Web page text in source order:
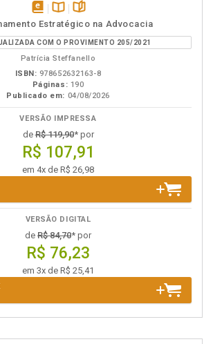
disponível
em
eBook
Disponível
na
B.V.
páginas
Estratégico na Advocacia
COM O PROVIMENTO 205/2021
Patrícia Steffanello
ISBN: 978652632163-8
Páginas: 190
Publicado em: 04/08/2026
VERSÃO IMPRESSA
deR$ 119,90* por
R$ 107,91
em 4x de R$ 26,98
VERSÃO DIGITAL
de R$ 84,70* por
R$ 76,23
em 3x de R$ 25,41